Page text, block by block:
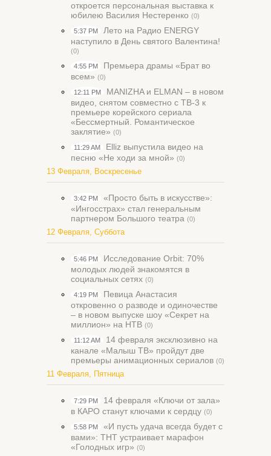
откроется персональная выставка к
юбилею Василия Нестеренко (0)
5:37 PM
Лето на Радио ENERGY
наступило в День святого Валентина!
(0)
4:55 PM
Премьера драмы «Брат во
всем» (0)
12:11 PM
MANIZHA и ELMAN – в новом
видео, снятом совместно с ТВ-3 к
премьере корейского сериала
«Бессмертный. Романтическое
заклятие» (0)
11:29 AM
Elliz выпустила видео на
песню «Не ходи за мной» (0)
13 Февраля, Воскресенье
3:42 PM
«Просто быть в искусстве»:
«Ингосстрах» стал генеральным
партнером Большого театра (0)
12 Февраля, Суббота
5:46 PM
Исследование Orbit: 70%
молодых людей знакомятся в
социальных сетях (0)
4:19 PM
Певица Анастасия
откровенно о разводе и одиночестве
– в новом выпуске шоу «Секрет на
миллион» на НТВ (0)
11:12 AM
14 февраля эксклюзивно на
канале «Малыш ТВ» пройдут две
премьеры анимационных сериалов (0)
11 Февраля, Пятница
7:29 PM
14 февраля «Ключи от зала»
в КАРО станут ключами к сердцу (0)
5:58 PM
«И пусть удача всегда будет с
вами»: ТНТ устраивает марафон
«Голодных игр» (0)